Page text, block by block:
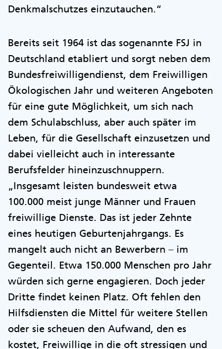
Denkmalschutzes einzutauchen.“
Bereits seit 1964 ist das sogenannte FSJ in
Deutschland etabliert und sorgt neben dem
Bundesfreiwilligendienst, dem Freiwilligen
Ökologischen Jahr und weiteren Angeboten
für eine gute Möglichkeit, um sich nach
dem Schulabschluss, aber auch später im
Leben, für die Gesellschaft einzusetzen und
dabei vielleicht auch in interessante
Berufsfelder hineinzuschnuppern.
„Insgesamt leisten bundesweit etwa
100.000 meist junge Männer und Frauen
freiwillige Dienste. Das ist jeder Zehnte
eines heutigen Geburtenjahrgangs. Es
mangelt auch nicht an Bewerbern – im
Gegenteil. Etwa 150.000 Menschen pro Jahr
würden sich gerne engagieren. Doch jeder
Dritte findet keinen Platz. Oft fehlen den
Hilfsdiensten die Mittel für weitere Stellen
oder sie scheuen den Aufwand, den es
kostet, Freiwillige in die oft stressigen und